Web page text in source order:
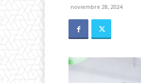
noviembre 28, 2024